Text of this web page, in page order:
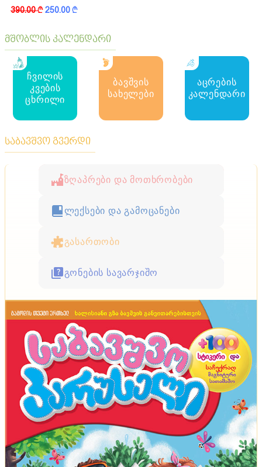
390.00k250.00k
მშობლის კალენდარი
ჩვილის
კვების
ცხრილი
ბავშვის
სახელები
აცრების
კალენდარი
საბავშვო გვერდი
ზღაპრები და მოთხრობები
ლექსები და გამოცანები
გასართობი
გონების სავარჯიშო